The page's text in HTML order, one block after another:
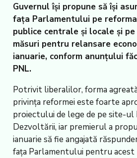
Guvernul își propune să își
fața Parlamentului pe
publice centrale și locale și
măsuri pentru relansare
ianuarie, conform anunțului
PNL.
Potrivit liberalilor, forma
privința reformei este foarte
proiectului de lege de pe site-
Dezvoltării, iar premierul a
ianuarie să fie angajată
fața Parlamentului pentru acest